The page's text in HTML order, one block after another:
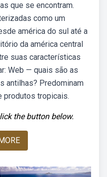
que se encontram.
como um
américa do sul até a
da américa central
suas características
Web — quais são as
antilhas? Predominam
produtos tropicais.
the button below.